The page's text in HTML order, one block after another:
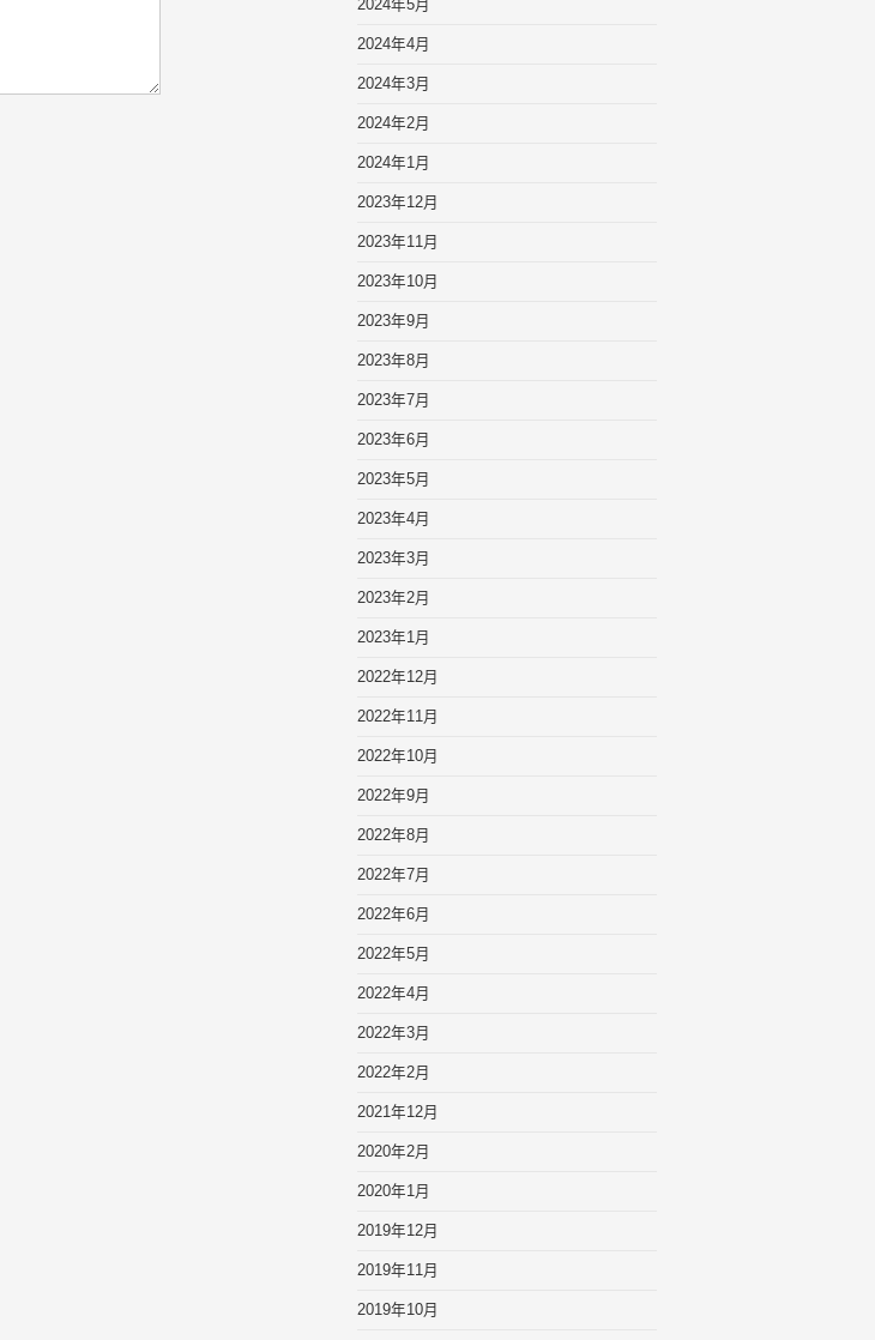
2024年5月
2024年4月
2024年3月
2024年2月
2024年1月
2023年12月
2023年11月
2023年10月
2023年9月
2023年8月
2023年7月
2023年6月
2023年5月
2023年4月
2023年3月
2023年2月
2023年1月
2022年12月
2022年11月
2022年10月
2022年9月
2022年8月
2022年7月
2022年6月
2022年5月
2022年4月
2022年3月
2022年2月
2021年12月
2020年2月
2020年1月
2019年12月
2019年11月
2019年10月